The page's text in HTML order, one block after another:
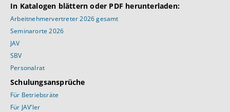
In Katalogen blättern oder PDF herunterladen:
Arbeitnehmervertreter 2026 gesamt
Seminarorte 2026
JAV
SBV
Personalrat
Schulungsansprüche
Für Betriebsräte
Für JAV’ler